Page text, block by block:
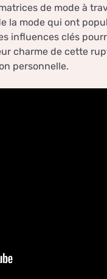
de mode à
la mode qui ont
influences clés
charme de cette
personnelle.